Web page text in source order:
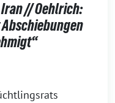
// Oehlrich: